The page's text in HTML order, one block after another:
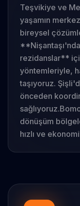
Teşvikiye ve
yaşamın
bireysel
rezidanslar**
yöntemleriyle,
taşıyoruz.
önceden
sağlıyoruz.
dönüşüm
hızlı ve